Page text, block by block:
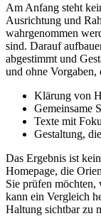
Am Anfang steht
Ausrichtung und
wahrgenommen
sind. Darauf
abgestimmt und
und ohne Vorgaben,
Klärung von
Gemeinsame
Texte mit
Gestaltung,
Das Ergebnis ist
Homepage, die
Sie prüfen möchten,
kann ein Vergleich
Haltung sichtbar zu